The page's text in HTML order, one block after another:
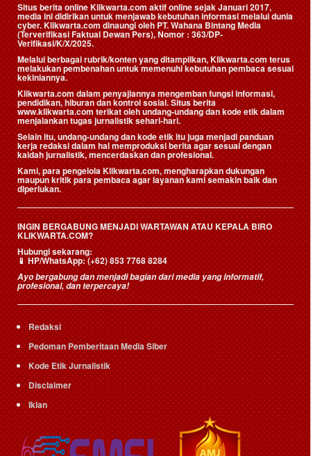
Situs berita online Klikwarta.com aktif online sejak Januari 2017,
media ini didirikan untuk menjawab kebutuhan informasi melalui dunia
cyber. Klikwarta.com dinaungi oleh PT. Wahana Bintang Media
(Terverifikasi Faktual Dewan Pers), Nomor : 363/DP-
Verifikasi/K/X/2025.
Melalui berbagai rubrik/konten yang ditampilkan, Klikwarta.com terus
melakukan pembenahan untuk memenuhi kebutuhan pembaca sesuai
kekiniannya.
Klikwarta.com dalam penyajiannya mengemban fungsi informasi,
pendidikan, hiburan dan kontrol sosial. Situs berita
www.klikwarta.com terikat oleh undang-undang dan kode etik dalam
menjalankan tugas jurnalistik sehari-hari.
Selain itu, undang-undang dan kode etik itu juga menjadi panduan
kerja redaksi dalam hal memproduksi berita agar sesuai dengan
kaidah jurnalistik, mencerdaskan dan profesional.
Kami, para pengelola Klikwarta.com, mengharapkan dukungan
maupun kritik para pembaca agar layanan kami semakin baik dan
diperlukan.
INGIN BERGABUNG MENJADI WARTAWAN ATAU KEPALA BIRO
KLIKWARTA.COM?
Hubungi sekarang:
📱HP/WhatsApp:(+62) 853 7768 8284
Ayo bergabung dan menjadi bagian dari media yang informatif,
profesional, dan terpercaya!
Redaksi
Pedoman Pemberitaan Media Siber
Kode Etik Jurnalistik
Disclaimer
Iklan